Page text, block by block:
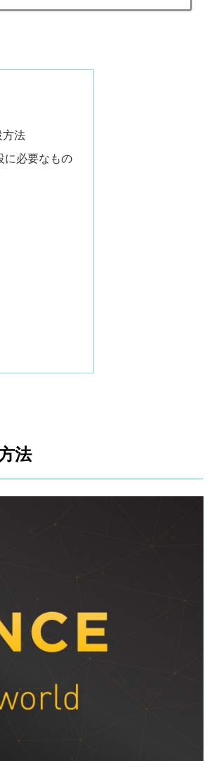
方法
に必要なもの
法